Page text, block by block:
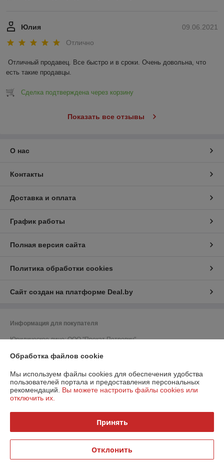
09.06.2021
Юлия
Отлично
Отличный продавец. Все быстро и в сроки. Очень довольна, что
есть такие продавцы.
Сделка подтверждена через корзину
Показать все отзывы
О нас
Контакты
Доставка и оплата
График работы
Полная версия сайта
Политика обработки cookies
Сайт создан на платформе Deal.by
Информация для покупателя
Юридическое лицо:ООО "Прокат Петрович"
УНП: 193215798
Регистрационный орган: Минский горисполком
Дата регистрации компании: 27.02.2019
Ссылка на свидетельство/лицензию
Ссылка на свидетельство/лицензию
Местонахождение книги жалоб и предложений: ул. Матусевича, д.58
Обработка файлов cookie
Мы используем файлы cookies для обеспечения удобства
пользователей портала и предоставления персональных
рекомендаций. Вы можете настроить файлы cookies или
отключить их.
Принять
Отклонить